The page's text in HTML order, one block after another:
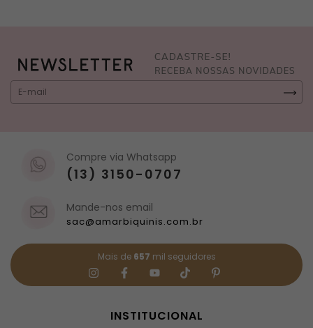
Compre via Whatsapp
(13) 3150-0707
Mande-nos email
sac@amarbiquinis.com.br
Mais de 657 mil seguidores
INSTITUCIONAL